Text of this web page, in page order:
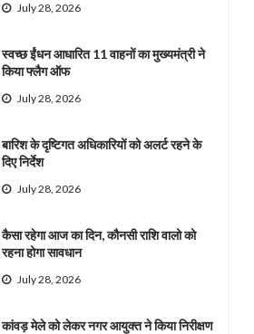
July 28, 2026
स्वच्छ ईंधन आधारित 11 वाहनों का मुख्यमंत्री ने
किया फ्लैग ऑफ
July 28, 2026
बारिश के दृष्टिगत अधिकारियों को अलर्ट रहने के
दिए निर्देश
July 28, 2026
कैसा रहेगा आज का दिन, कौनसी राशि वालो को
रहना होगा सावधान
July 28, 2026
कांवड़ मेले को लेकर नगर आयुक्त ने किया निरीक्षण